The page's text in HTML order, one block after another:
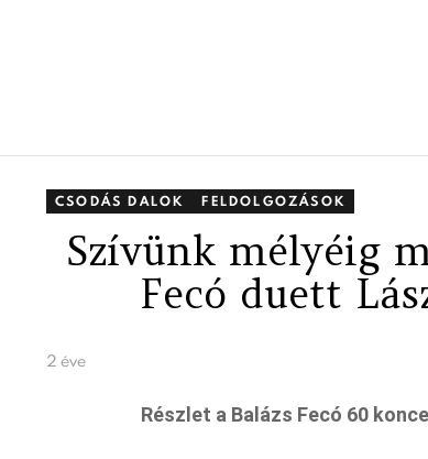
CSODÁS DALOK FELDOLGOZÁSOK
Szívünk mélyéig
Fecó duett
2 éve
Részlet a Balázs Fecó 60